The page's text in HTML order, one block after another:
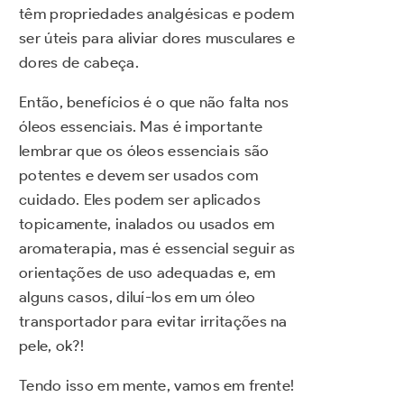
têm propriedades analgésicas e podem
ser úteis para aliviar dores musculares e
dores de cabeça.
Então, benefícios é o que não falta nos
óleos essenciais. Mas é importante
lembrar que os óleos essenciais são
potentes e devem ser usados com
cuidado. Eles podem ser aplicados
topicamente, inalados ou usados em
aromaterapia, mas é essencial seguir as
orientações de uso adequadas e, em
alguns casos, diluí-los em um óleo
transportador para evitar irritações na
pele, ok?!
Tendo isso em mente, vamos em frente!